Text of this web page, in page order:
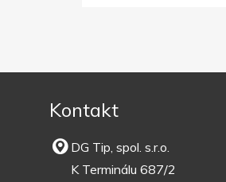
Kontakt
DG Tip, spol. s.r.o.
K Terminálu 687/2